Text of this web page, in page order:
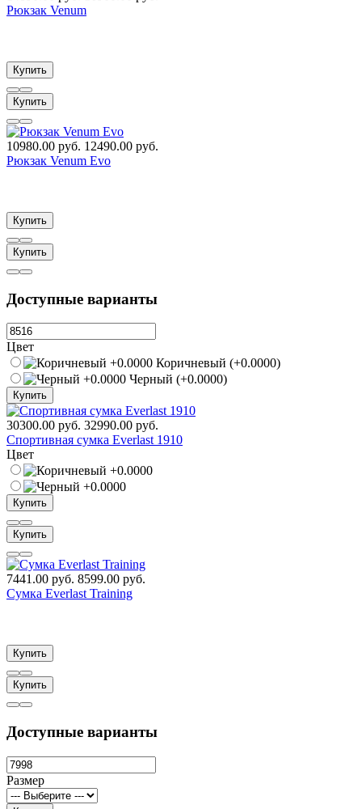
Рюкзак Venum
Купить
Купить
10980.00 руб. 12490.00 руб.
Рюкзак Venum Evo
Купить
Купить
Доступные варианты
Цвет
Коричневый (+0.0000)
Черный (+0.0000)
Купить
30300.00 руб. 32990.00 руб.
Спортивная сумка Everlast 1910
Цвет
Купить
Купить
7441.00 руб. 8599.00 руб.
Сумка Everlast Training
Купить
Купить
Доступные варианты
Размер